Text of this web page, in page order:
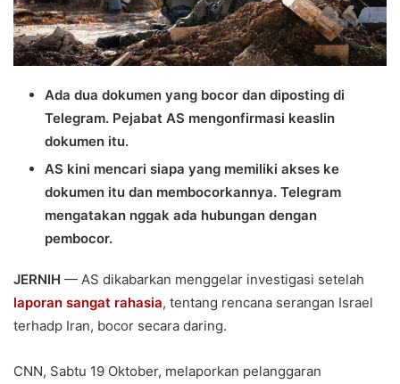
Ada dua dokumen yang bocor dan diposting di
Telegram. Pejabat AS mengonfirmasi keaslin
dokumen itu.
AS kini mencari siapa yang memiliki akses ke
dokumen itu dan membocorkannya. Telegram
mengatakan nggak ada hubungan dengan
pembocor.
JERNIH — AS dikabarkan menggelar investigasi setelah
laporan sangat rahasia, tentang rencana serangan Israel
terhadp Iran, bocor secara daring.
CNN, Sabtu 19 Oktober, melaporkan pelanggaran